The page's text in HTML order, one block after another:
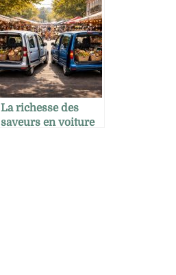
selon vos recettes ?
La richesse des
saveurs en voiture